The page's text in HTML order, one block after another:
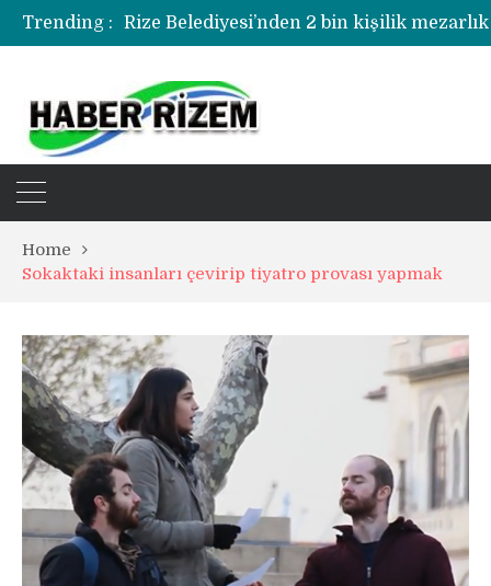
Trending :
Rize Belediyesi’nden 2 bin kişilik
Rize’de uyuşturucu operasyonunda 1
Home
Sokaktaki insanları çevirip tiyatro provası yapmak